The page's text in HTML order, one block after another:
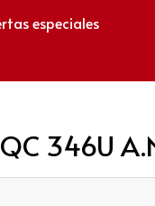
especiales
346U